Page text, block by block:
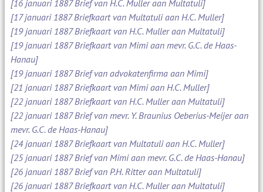
[16 januari 1887 Brief van H.C. Muller aan Multatuli]
[17 januari 1887 Briefkaart van Multatuli aan H.C. Muller]
[19 januari 1887 Briefkaart van H.C. Muller aan Multatuli]
[19 januari 1887 Briefkaart van Mimi aan mevr. G.C. de Haas-
Hanau]
[19 januari 1887 Brief van advokatenfirma aan Mimi]
[21 januari 1887 Briefkaart van Mimi aan H.C. Muller]
[22 januari 1887 Briefkaart van H.C. Muller aan Multatuli]
[22 januari 1887 Brief van mevr. Y. Braunius Oeberius-Meijer aan
mevr. G.C. de Haas-Hanau]
[24 januari 1887 Briefkaart van Multatuli aan H.C. Muller]
[25 januari 1887 Brief van Mimi aan mevr. G.C. de Haas-Hanau]
[26 januari 1887 Brief van P.H. Ritter aan Multatuli]
[26 januari 1887 Briefkaart van H.C. Muller aan Multatuli]